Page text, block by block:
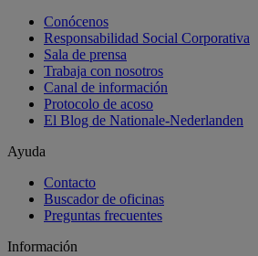
Conócenos
Responsabilidad Social Corporativa
Sala de prensa
Trabaja con nosotros
Canal de información
Protocolo de acoso
El Blog de Nationale-Nederlanden
Ayuda
Contacto
Buscador de oficinas
Preguntas frecuentes
Información